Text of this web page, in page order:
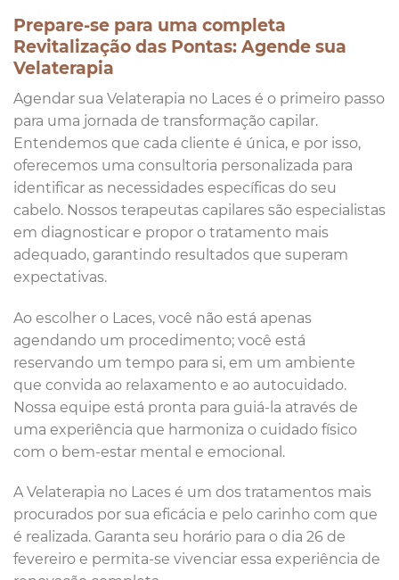
Prepare-se para uma completa
Revitalização das Pontas: Agende sua
Velaterapia
Agendar sua Velaterapia no Laces é o primeiro passo
para uma jornada de transformação capilar.
Entendemos que cada cliente é única, e por isso,
oferecemos uma consultoria personalizada para
identificar as necessidades específicas do seu
cabelo. Nossos terapeutas capilares são especialistas
em diagnosticar e propor o tratamento mais
adequado, garantindo resultados que superam
expectativas.
Ao escolher o Laces, você não está apenas
agendando um procedimento; você está
reservando um tempo para si, em um ambiente
que convida ao relaxamento e ao autocuidado.
Nossa equipe está pronta para guiá-la através de
uma experiência que harmoniza o cuidado físico
com o bem-estar mental e emocional.
A Velaterapia no Laces é um dos tratamentos mais
procurados por sua eficácia e pelo carinho com que
é realizada. Garanta seu horário para o dia 26 de
fevereiro e permita-se vivenciar essa experiência de